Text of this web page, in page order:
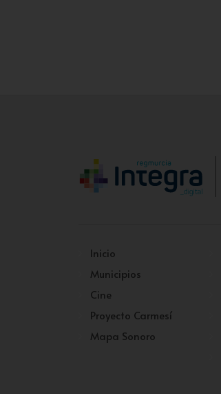
Inicio
Municipios
Cine
Proyecto Carmesí
Mapa Sonoro